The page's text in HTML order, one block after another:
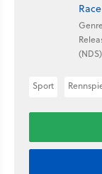
(NDS)
Sport